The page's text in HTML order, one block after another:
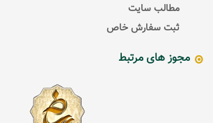
مطالب سایت
ثبت سفارش خاص
مجوز های مرتبط